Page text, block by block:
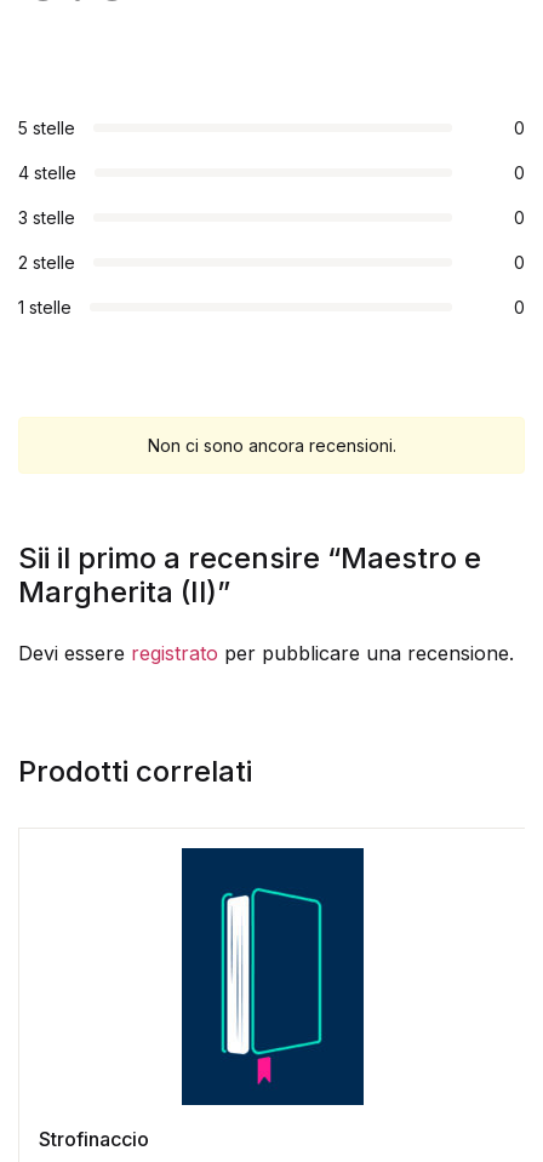
5 stelle 0
4 stelle 0
3 stelle 0
2 stelle 0
1 stelle 0
Non ci sono ancora recensioni.
Sii il primo a recensire “Maestro e
Margherita (Il)”
Devi essere registrato per pubblicare una recensione.
Prodotti correlati
Strofinaccio